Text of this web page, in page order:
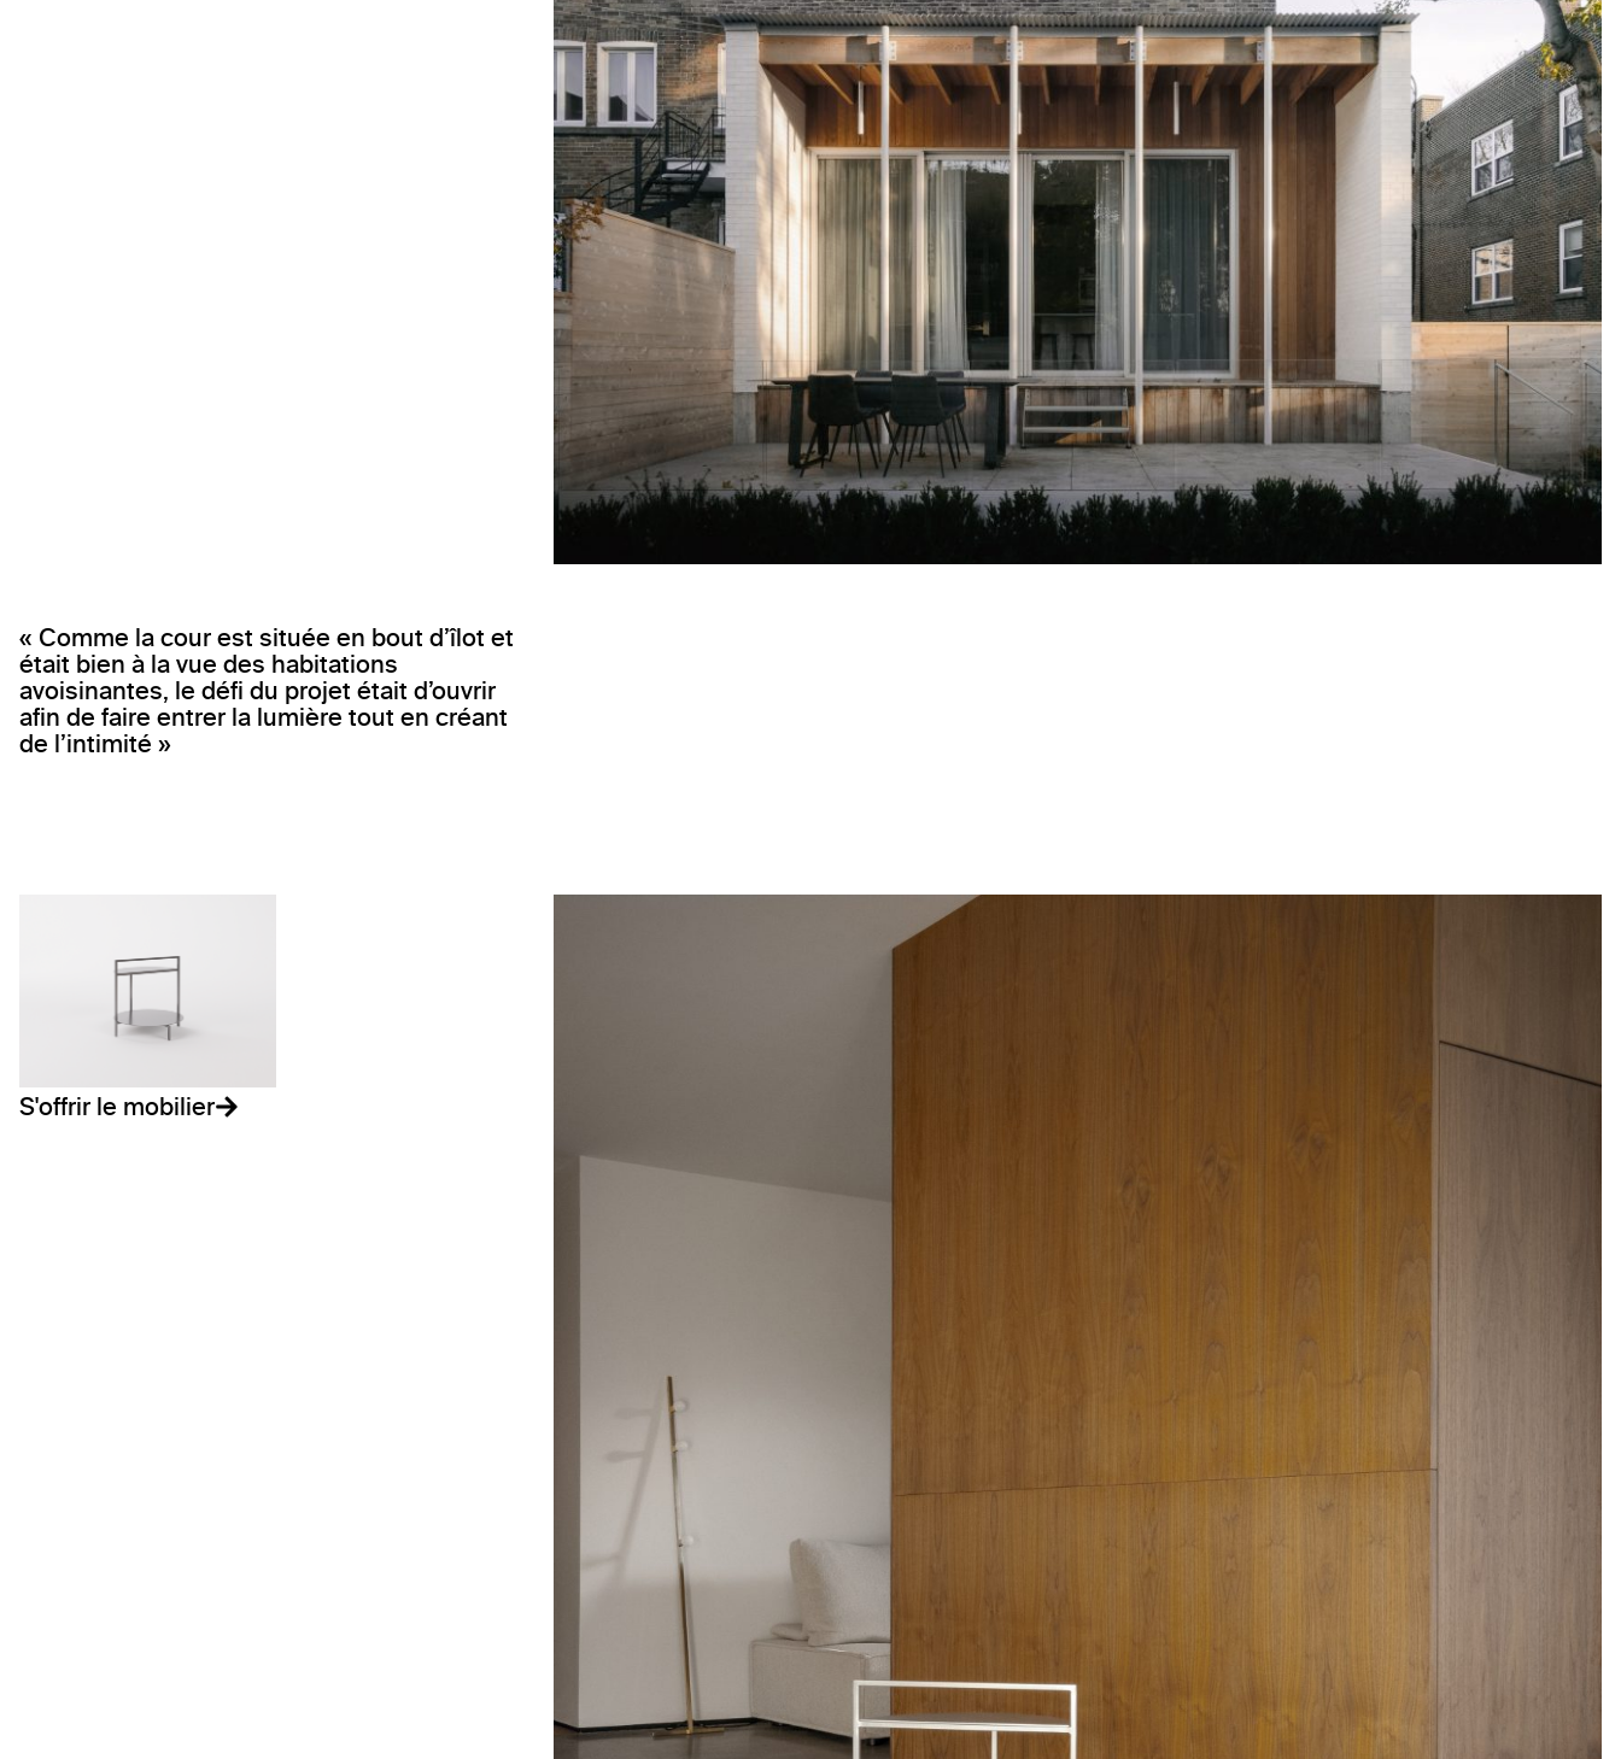
« Comme la cour est située en bout d’îlot et
était bien à la vue des habitations
avoisinantes, le défi du projet était d’ouvrir
afin de faire entrer la lumière tout en créant
de l’intimité »
S'offrir le mobilier